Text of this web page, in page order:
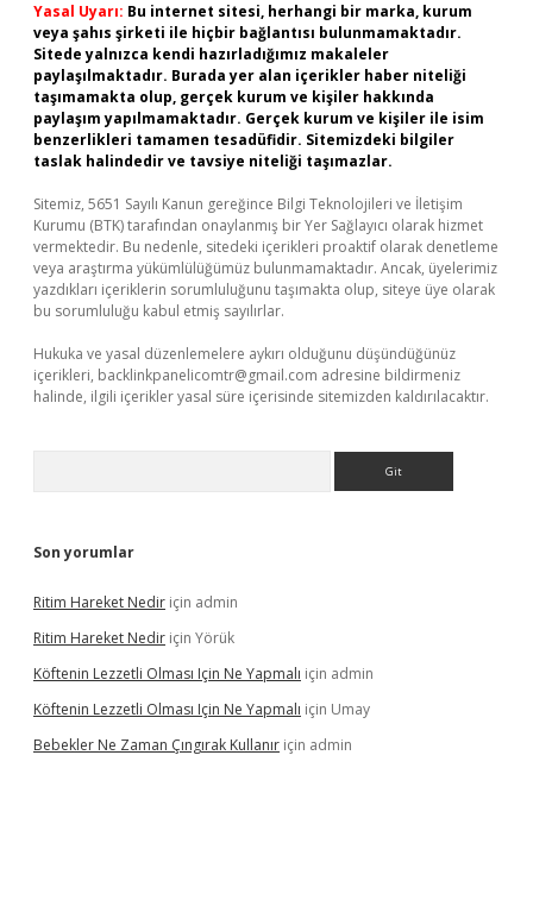
Yasal Uyarı: Bu internet sitesi, herhangi bir marka, kurum
veya şahıs şirketi ile hiçbir bağlantısı bulunmamaktadır.
Sitede yalnızca kendi hazırladığımız makaleler
paylaşılmaktadır. Burada yer alan içerikler haber niteliği
taşımamakta olup, gerçek kurum ve kişiler hakkında
paylaşım yapılmamaktadır. Gerçek kurum ve kişiler ile isim
benzerlikleri tamamen tesadüfidir. Sitemizdeki bilgiler
taslak halindedir ve tavsiye niteliği taşımazlar.
Sitemiz, 5651 Sayılı Kanun gereğince Bilgi Teknolojileri ve İletişim
Kurumu (BTK) tarafından onaylanmış bir Yer Sağlayıcı olarak hizmet
vermektedir. Bu nedenle, sitedeki içerikleri proaktif olarak denetleme
veya araştırma yükümlülüğümüz bulunmamaktadır. Ancak, üyelerimiz
yazdıkları içeriklerin sorumluluğunu taşımakta olup, siteye üye olarak
bu sorumluluğu kabul etmiş sayılırlar.
Hukuka ve yasal düzenlemelere aykırı olduğunu düşündüğünüz
içerikleri, backlinkpanelicomtr@gmail.com adresine bildirmeniz
halinde, ilgili içerikler yasal süre içerisinde sitemizden kaldırılacaktır.
Son yorumlar
Ritim Hareket Nedir için admin
Ritim Hareket Nedir için Yörük
Köftenin Lezzetli Olması Için Ne Yapmalı için admin
Köftenin Lezzetli Olması Için Ne Yapmalı için Umay
Bebekler Ne Zaman Çıngırak Kullanır için admin